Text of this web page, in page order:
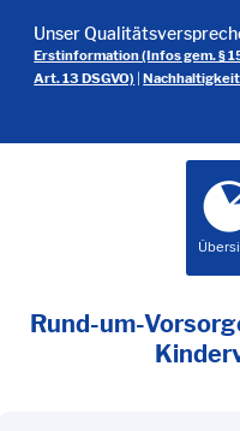
Unser
Erstinformation (Infos gem. §
Art. 13 DSGVO) |
Rund-um-